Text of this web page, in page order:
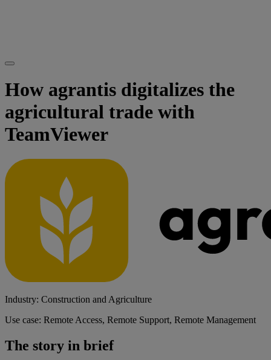
How agrantis digitalizes the
agricultural trade with
TeamViewer
Industry: Construction and Agriculture
Use case: Remote Access, Remote Support, Remote Management
The story in brief